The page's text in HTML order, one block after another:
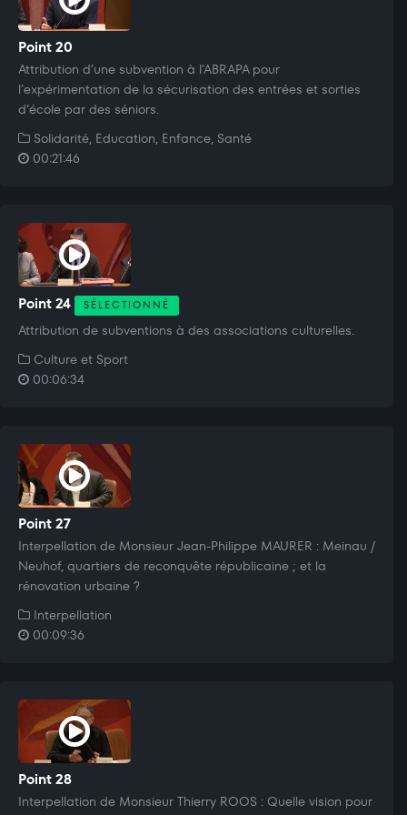
Point 20
Attribution d’une subvention à l’ABRAPA pour
l’expérimentation de la sécurisation des entrées et sorties
d’école par des séniors.
Solidarité, Education, Enfance, Santé
00:21:46
Point 24 SÉLECTIONNÉ
Attribution de subventions à des associations culturelles.
Culture et Sport
00:06:34
Point 27
Interpellation de Monsieur Jean-Philippe MAURER : Meinau /
Neuhof, quartiers de reconquête républicaine ; et la
rénovation urbaine ?
Interpellation
00:09:36
Point 28
Interpellation de Monsieur Thierry ROOS : Quelle vision pour